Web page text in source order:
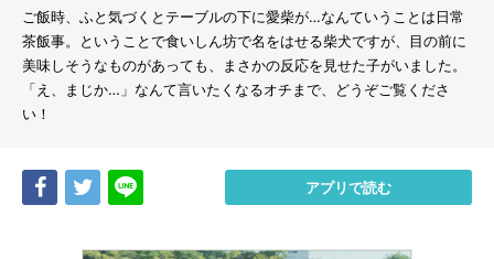
ご飯時、ふと気づくとテーブルの下に愛柴が…なんていうことは日常
茶飯事。ということで食いしん坊で名をはせる柴犬ですが、目の前に
美味しそうなものがあっても、まさかの反応を見せた子がいました。
「え、まじか…」なんて言いたくなるオチまで、どうぞご覧くださ
い！
Share Tweet アプリで読む